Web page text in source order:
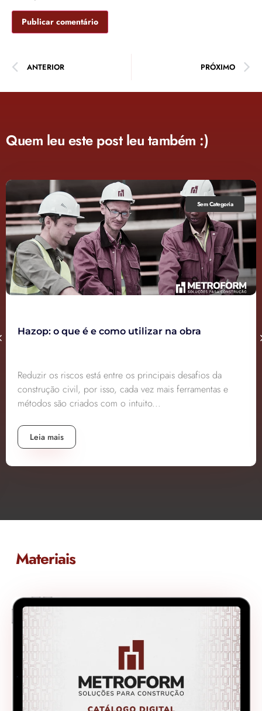
ANTERIOR PRÓXIMO
Quem leu este post leu também :)
Sem Categoria
Hazop: o que é e como utilizar na obra
Reduzir os riscos está entre os principais desafios da
construção civil, por isso, cada vez mais ferramentas e
métodos são criados com o intuito...
Leia mais
Materiais